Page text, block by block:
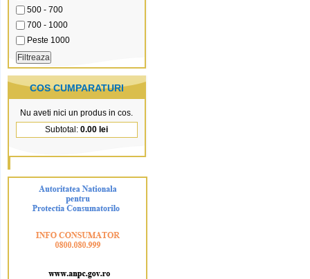
500 - 700
700 - 1000
Peste 1000
COS CUMPARATURI
Nu aveti nici un produs in cos.
Subtotal: 0.00 lei